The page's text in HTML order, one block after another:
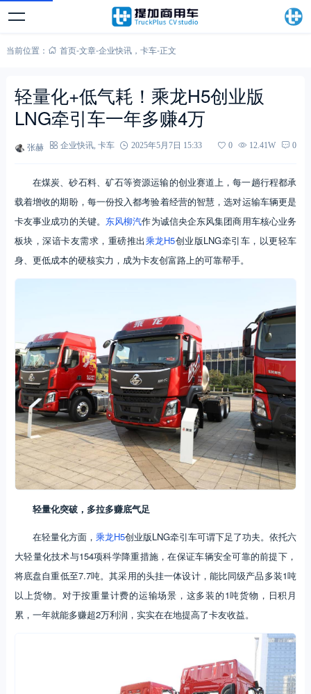
当前位置： 首页-文章-企业快讯， 卡车-正文
轻量化+低气耗！乘龙H5创业版
LNG牵引车一年多赚4万
张赫 企业快讯, 卡车 2025年5月7日 15:33 0 12.41W 0
在煤炭、砂石料、矿石等资源运输的创业赛道上，每一趟行程都承
载着增收的期盼，每一份投入都考验着经营的智慧，选对运输车辆更是
卡友事业成功的关键。 东风柳汽作为诚信央企东风集团商用车核心业务
板块，深谙卡友需求，重磅推出乘龙H5创业版LNG牵引车，以更轻车
身、更低成本的硬核实力，成为卡友创富路上的可靠帮手。
轻量化突破，多拉多赚底气足
在轻量化方面， 乘龙H5创业版LNG牵引车可谓下足了功夫。依托六
大轻量化技术与154项科学降重措施，在保证车辆安全可靠的前提下，
将底盘自重低至7.7吨。其采用的头挂一体设计，能比同级产品多装1吨
以上货物。对于按重量计费的运输场景，这多装的1吨货物，日积月
累，一年就能多赚超2万利润，实实在在地提高了卡友收益。